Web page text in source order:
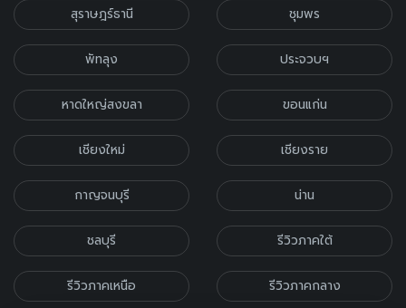
สุราษฎร์ธานี ชุมพร
พัทลุง ประจวบฯ
หาดใหญ่สงขลา ขอนแก่น
เชียงใหม่ เชียงราย
กาญจนบุรี น่าน
ชลบุรี รีวิวภาคใต้
รีวิวภาคเหนือ รีวิวภาคกลาง